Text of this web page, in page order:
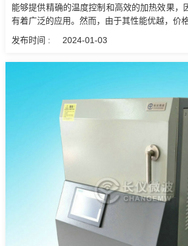
能够提供精确的温度控制和高效的加热效果，
有着广泛的应用。然而，由于其性能优越，价格
发布时间 :
2024-01-03